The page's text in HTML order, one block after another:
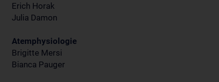
Erich Horak
Julia Damon
Atemphysiologie
Brigitte Mersi
Bianca Pauger